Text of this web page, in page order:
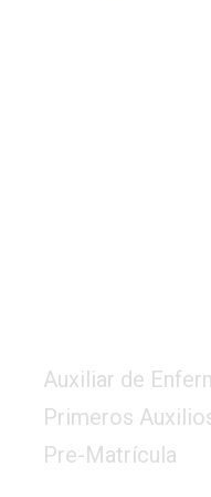
Auxiliar de
Primeros
Pre-Matrícula